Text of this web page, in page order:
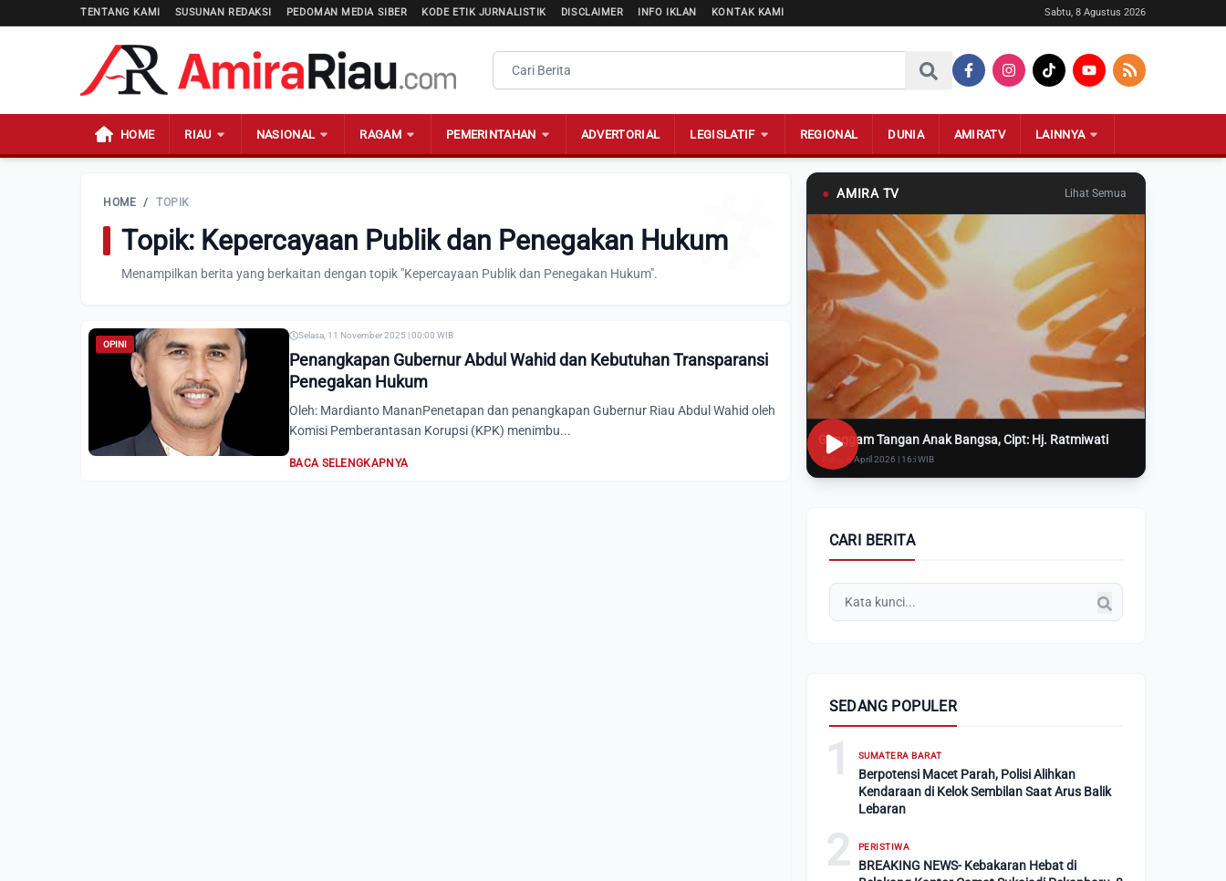
TENTANG KAMI SUSUNAN REDAKSI PEDOMAN MEDIA SIBER KODE ETIK JURNALISTIK DISCLAIMER INFO IKLAN KONTAK KAMI Sabtu, 8 Agustus 2026
HOME RIAU NASIONAL RAGAM PEMERINTAHAN ADVERTORIAL LEGISLATIF REGIONAL DUNIA AMIRATV LAINNYA
HOME / TOPIK
Topik: Kepercayaan Publik dan Penegakan Hukum
Menampilkan berita yang berkaitan dengan topik "Kepercayaan Publik dan Penegakan Hukum".
OPINI
Selasa, 11 November 2025 | 00:00 WIB
Penangkapan Gubernur Abdul Wahid dan Kebutuhan Transparansi
Penegakan Hukum
Oleh: Mardianto MananPenetapan dan penangkapan Gubernur Riau Abdul Wahid oleh
Komisi Pemberantasan Korupsi (KPK) menimbu...
BACA SELENGKAPNYA
● AMIRA TV Lihat Semua
Genggam Tangan Anak Bangsa, Cipt: Hj. Ratmiwati
Rabu, 8 April 2026 | 16:i WIB
CARI BERITA
SEDANG POPULER
1 SUMATERA BARAT
Berpotensi Macet Parah, Polisi Alihkan
Kendaraan di Kelok Sembilan Saat Arus Balik
Lebaran
2 PERISTIWA
BREAKING NEWS- Kebakaran Hebat di